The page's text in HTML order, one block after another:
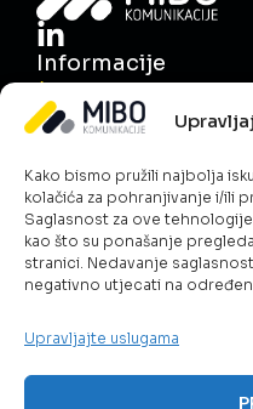
Kako bismo pružili najbolja
kolačića za pohranjivanje i/ili
Saglasnost za ove
kao što su ponašanje
stranici. Nedavanje
negativno utjecati na
Upravljajte uslugama
Informacije
O nama
Novosti
Uslovi poslovanja
Kontakt
Politika kolačića
Šta radimo?
Telekom rješenja
Javna sigurnost